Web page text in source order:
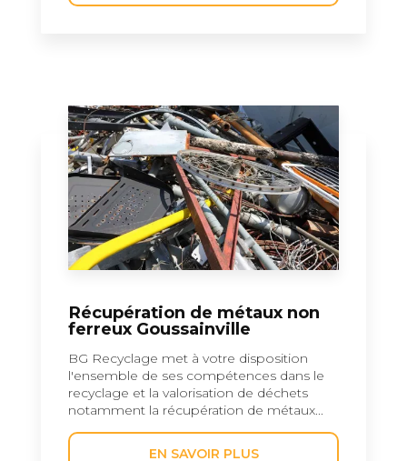
Récupération de métaux non
ferreux Goussainville
BG Recyclage met à votre disposition
l'ensemble de ses compétences dans le
recyclage et la valorisation de déchets
notamment la récupération de métaux...
EN SAVOIR PLUS